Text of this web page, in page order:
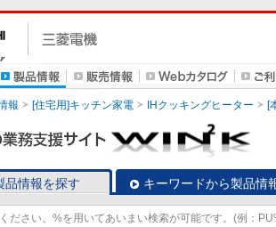
報 [住宅用]キッチン家電 IHクッキングヒーター [
品情報を探す キーワードから製品情